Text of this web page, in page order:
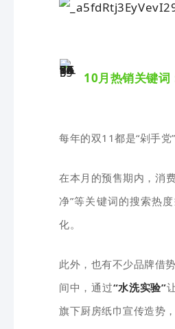
10月热销关键词
每年的双11都是“剁手党
在本月的预售期内，消
净”等关键词的搜索热
化。
此外，也有不少品牌借
间中，通过“水洗实验”
旗下厨房纸巾宣传造势